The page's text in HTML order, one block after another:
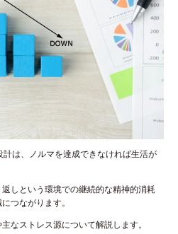
は、ノルマを達成できなければ生活が
しという環境での継続的な精神的消耗
つながります。
なストレス源について解説します。